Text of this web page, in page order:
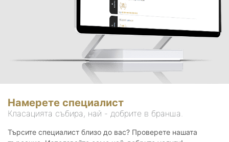
Намерете специалист
Класацията събира, най - добрите в бранша.
Търсите специалист близо до вас? Проверете нашата